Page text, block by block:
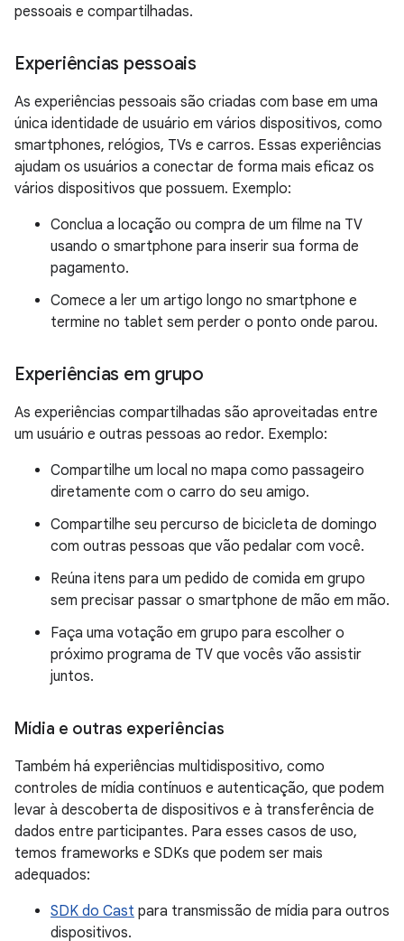
pessoais e compartilhadas.
Experiências pessoais
As experiências pessoais são criadas com base em uma
única identidade de usuário em vários dispositivos, como
smartphones, relógios, TVs e carros. Essas experiências
ajudam os usuários a conectar de forma mais eficaz os
vários dispositivos que possuem. Exemplo:
Conclua a locação ou compra de um filme na TV
usando o smartphone para inserir sua forma de
pagamento.
Comece a ler um artigo longo no smartphone e
termine no tablet sem perder o ponto onde parou.
Experiências em grupo
As experiências compartilhadas são aproveitadas entre
um usuário e outras pessoas ao redor. Exemplo:
Compartilhe um local no mapa como passageiro
diretamente com o carro do seu amigo.
Compartilhe seu percurso de bicicleta de domingo
com outras pessoas que vão pedalar com você.
Reúna itens para um pedido de comida em grupo
sem precisar passar o smartphone de mão em mão.
Faça uma votação em grupo para escolher o
próximo programa de TV que vocês vão assistir
juntos.
Mídia e outras experiências
Também há experiências multidispositivo, como
controles de mídia contínuos e autenticação, que podem
levar à descoberta de dispositivos e à transferência de
dados entre participantes. Para esses casos de uso,
temos frameworks e SDKs que podem ser mais
adequados:
SDK do Cast para transmissão de mídia para outros
dispositivos.